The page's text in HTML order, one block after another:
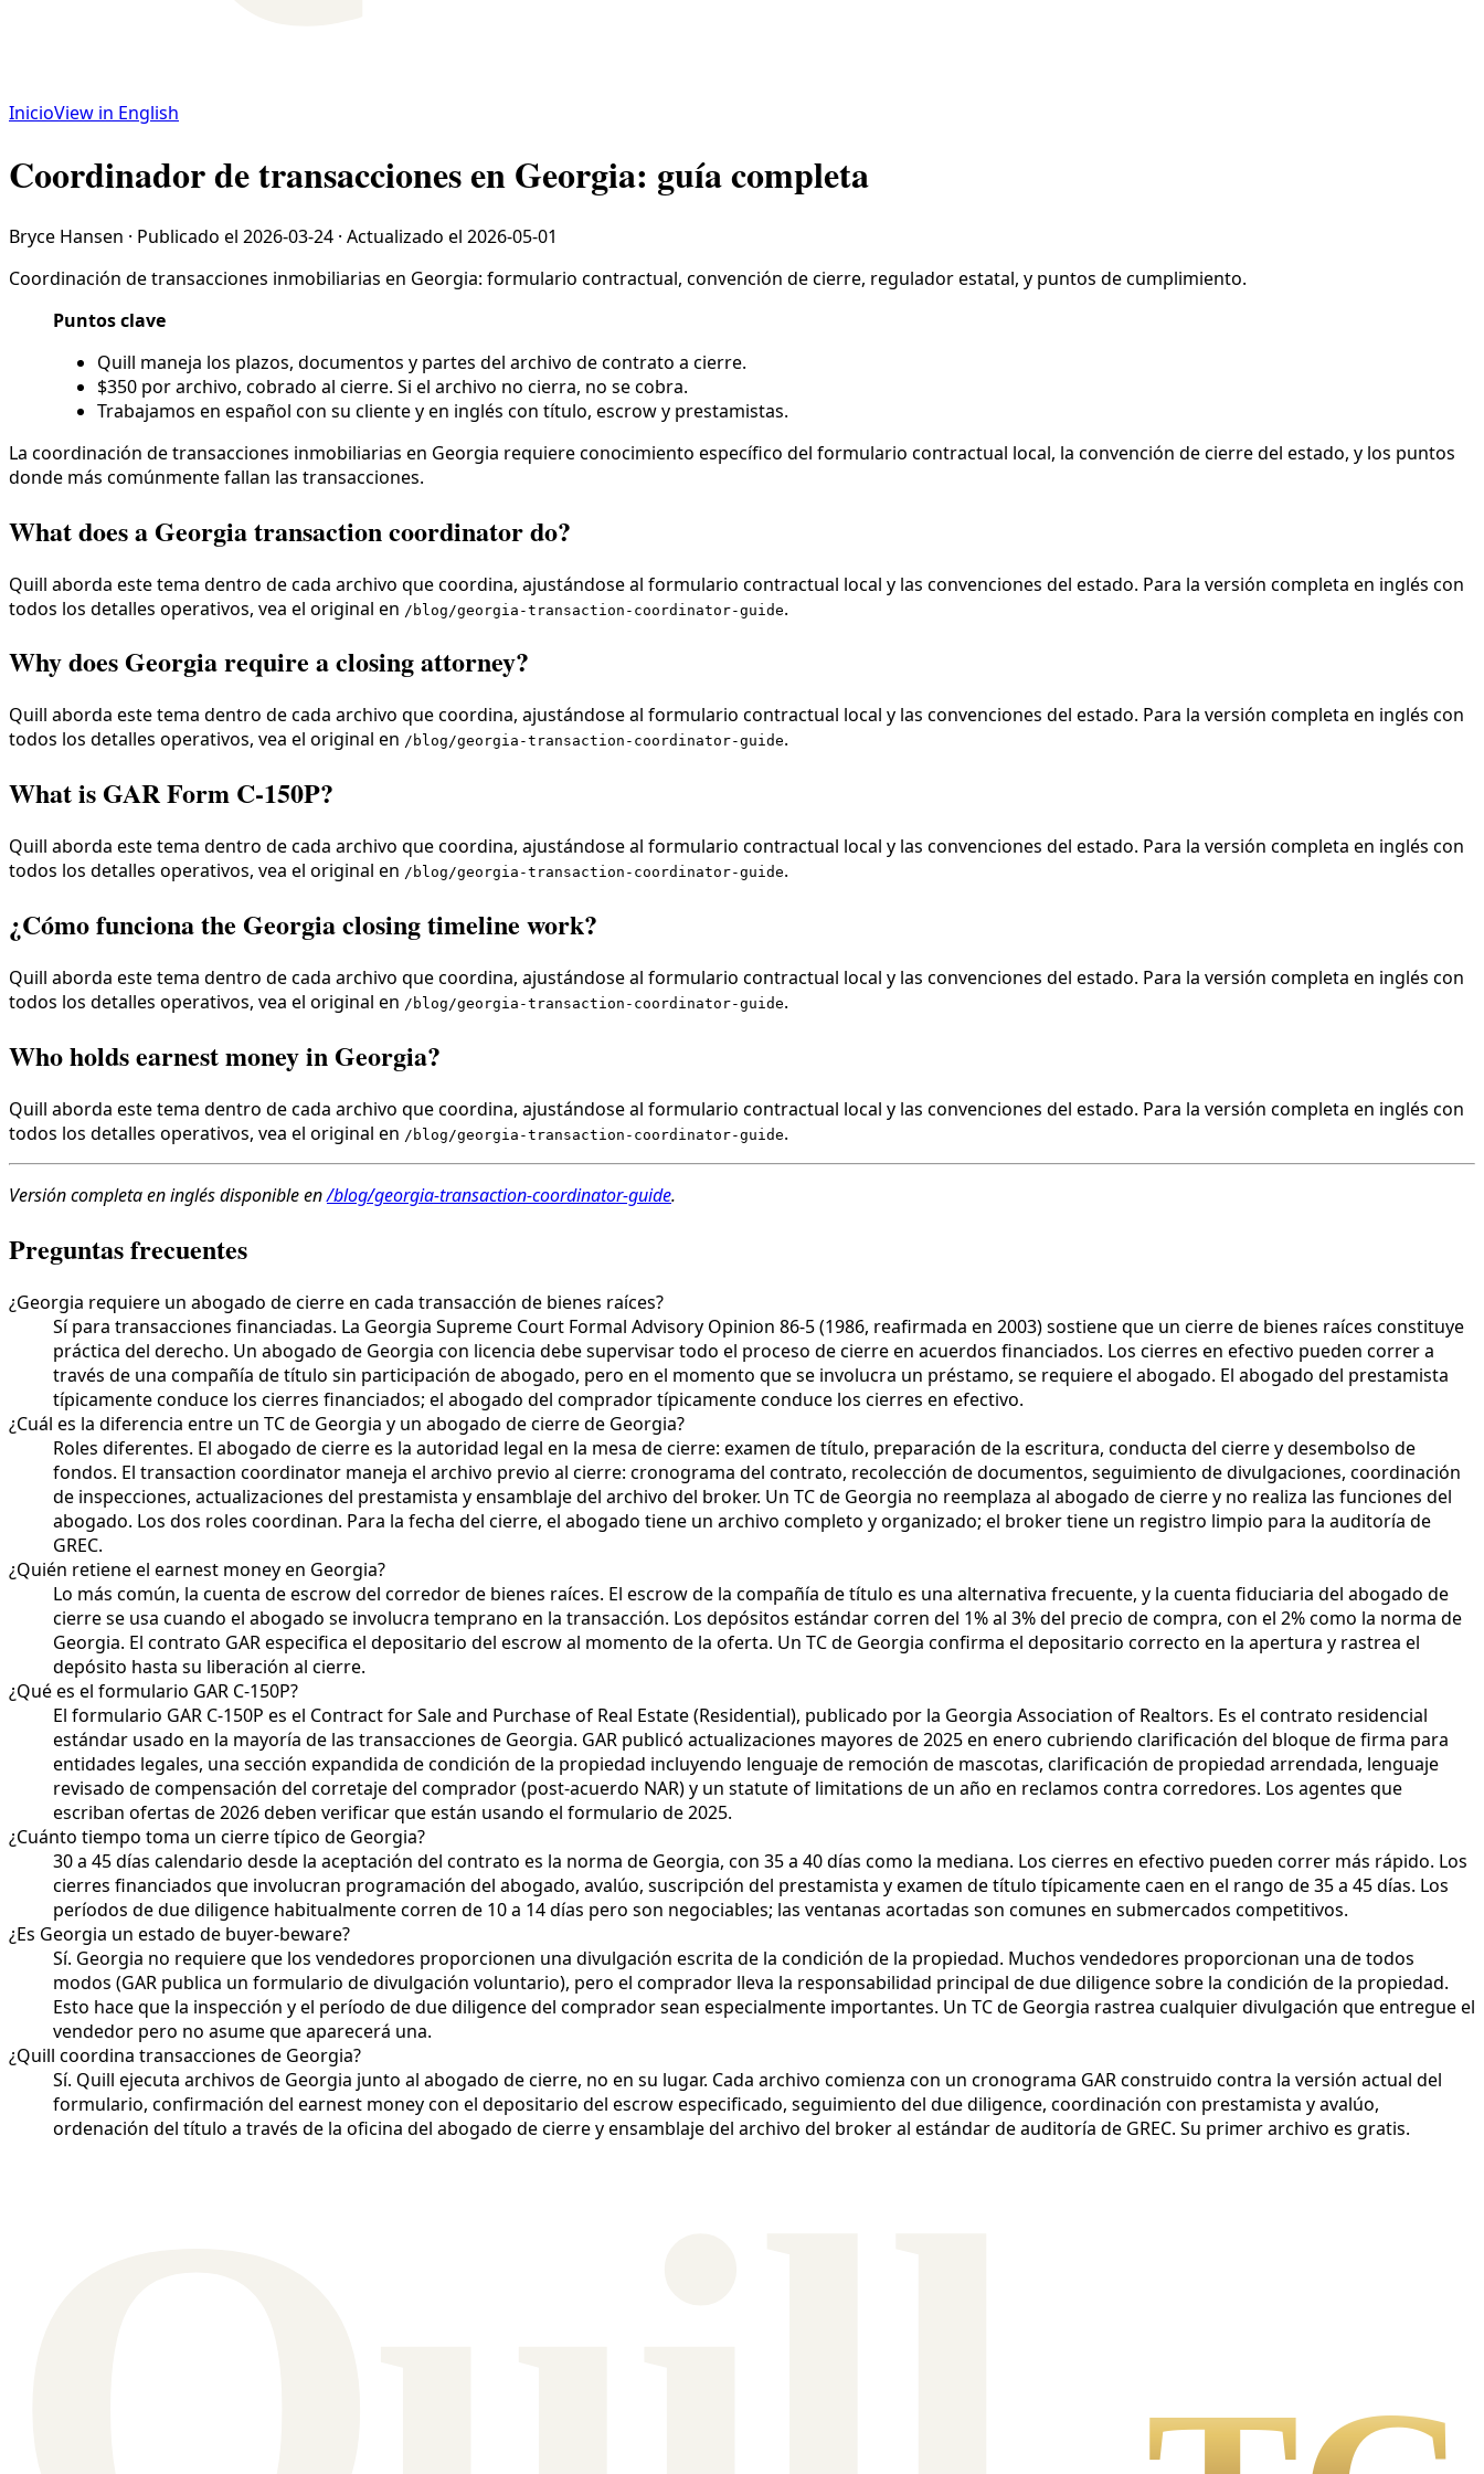
InicioView in English
Coordinador de transacciones en Georgia: guía completa
Bryce Hansen · Publicado el 2026-03-24 · Actualizado el 2026-05-01
Coordinación de transacciones inmobiliarias en Georgia: formulario contractual, convención de cierre, regulador estatal, y puntos de cumplimiento.
Puntos clave
Quill maneja los plazos, documentos y partes del archivo de contrato a cierre.
$350 por archivo, cobrado al cierre. Si el archivo no cierra, no se cobra.
Trabajamos en español con su cliente y en inglés con título, escrow y prestamistas.
La coordinación de transacciones inmobiliarias en Georgia requiere conocimiento específico del formulario contractual local, la convención de cierre del estado, y los puntos
donde más comúnmente fallan las transacciones.
What does a Georgia transaction coordinator do?
Quill aborda este tema dentro de cada archivo que coordina, ajustándose al formulario contractual local y las convenciones del estado. Para la versión completa en inglés con
todos los detalles operativos, vea el original en /blog/georgia-transaction-coordinator-guide.
Why does Georgia require a closing attorney?
Quill aborda este tema dentro de cada archivo que coordina, ajustándose al formulario contractual local y las convenciones del estado. Para la versión completa en inglés con
todos los detalles operativos, vea el original en /blog/georgia-transaction-coordinator-guide.
What is GAR Form C-150P?
Quill aborda este tema dentro de cada archivo que coordina, ajustándose al formulario contractual local y las convenciones del estado. Para la versión completa en inglés con
todos los detalles operativos, vea el original en /blog/georgia-transaction-coordinator-guide.
¿Cómo funciona the Georgia closing timeline work?
Quill aborda este tema dentro de cada archivo que coordina, ajustándose al formulario contractual local y las convenciones del estado. Para la versión completa en inglés con
todos los detalles operativos, vea el original en /blog/georgia-transaction-coordinator-guide.
Who holds earnest money in Georgia?
Quill aborda este tema dentro de cada archivo que coordina, ajustándose al formulario contractual local y las convenciones del estado. Para la versión completa en inglés con
todos los detalles operativos, vea el original en /blog/georgia-transaction-coordinator-guide.
Versión completa en inglés disponible en/blog/georgia-transaction-coordinator-guide.
Preguntas frecuentes
¿Georgia requiere un abogado de cierre en cada transacción de bienes raíces?
Sí para transacciones financiadas. La Georgia Supreme Court Formal Advisory Opinion 86-5 (1986, reafirmada en 2003) sostiene que un cierre de bienes raíces constituye
práctica del derecho. Un abogado de Georgia con licencia debe supervisar todo el proceso de cierre en acuerdos financiados. Los cierres en efectivo pueden correr a
través de una compañía de título sin participación de abogado, pero en el momento que se involucra un préstamo, se requiere el abogado. El abogado del prestamista
típicamente conduce los cierres financiados; el abogado del comprador típicamente conduce los cierres en efectivo.
¿Cuál es la diferencia entre un TC de Georgia y un abogado de cierre de Georgia?
Roles diferentes. El abogado de cierre es la autoridad legal en la mesa de cierre: examen de título, preparación de la escritura, conducta del cierre y desembolso de
fondos. El transaction coordinator maneja el archivo previo al cierre: cronograma del contrato, recolección de documentos, seguimiento de divulgaciones, coordinación
de inspecciones, actualizaciones del prestamista y ensamblaje del archivo del broker. Un TC de Georgia no reemplaza al abogado de cierre y no realiza las funciones del
abogado. Los dos roles coordinan. Para la fecha del cierre, el abogado tiene un archivo completo y organizado; el broker tiene un registro limpio para la auditoría de
GREC.
¿Quién retiene el earnest money en Georgia?
Lo más común, la cuenta de escrow del corredor de bienes raíces. El escrow de la compañía de título es una alternativa frecuente, y la cuenta fiduciaria del abogado de
cierre se usa cuando el abogado se involucra temprano en la transacción. Los depósitos estándar corren del 1% al 3% del precio de compra, con el 2% como la norma de
Georgia. El contrato GAR especifica el depositario del escrow al momento de la oferta. Un TC de Georgia confirma el depositario correcto en la apertura y rastrea el
depósito hasta su liberación al cierre.
¿Qué es el formulario GAR C-150P?
El formulario GAR C-150P es el Contract for Sale and Purchase of Real Estate (Residential), publicado por la Georgia Association of Realtors. Es el contrato residencial
estándar usado en la mayoría de las transacciones de Georgia. GAR publicó actualizaciones mayores de 2025 en enero cubriendo clarificación del bloque de firma para
entidades legales, una sección expandida de condición de la propiedad incluyendo lenguaje de remoción de mascotas, clarificación de propiedad arrendada, lenguaje
revisado de compensación del corretaje del comprador (post-acuerdo NAR) y un statute of limitations de un año en reclamos contra corredores. Los agentes que
escriban ofertas de 2026 deben verificar que están usando el formulario de 2025.
¿Cuánto tiempo toma un cierre típico de Georgia?
30 a 45 días calendario desde la aceptación del contrato es la norma de Georgia, con 35 a 40 días como la mediana. Los cierres en efectivo pueden correr más rápido. Los
cierres financiados que involucran programación del abogado, avalúo, suscripción del prestamista y examen de título típicamente caen en el rango de 35 a 45 días. Los
períodos de due diligence habitualmente corren de 10 a 14 días pero son negociables; las ventanas acortadas son comunes en submercados competitivos.
¿Es Georgia un estado de buyer-beware?
Sí. Georgia no requiere que los vendedores proporcionen una divulgación escrita de la condición de la propiedad. Muchos vendedores proporcionan una de todos
modos (GAR publica un formulario de divulgación voluntario), pero el comprador lleva la responsabilidad principal de due diligence sobre la condición de la propiedad.
Esto hace que la inspección y el período de due diligence del comprador sean especialmente importantes. Un TC de Georgia rastrea cualquier divulgación que entregue el
vendedor pero no asume que aparecerá una.
¿Quill coordina transacciones de Georgia?
Sí. Quill ejecuta archivos de Georgia junto al abogado de cierre, no en su lugar. Cada archivo comienza con un cronograma GAR construido contra la versión actual del
formulario, confirmación del earnest money con el depositario del escrow especificado, seguimiento del due diligence, coordinación con prestamista y avalúo,
ordenación del título a través de la oficina del abogado de cierre y ensamblaje del archivo del broker al estándar de auditoría de GREC. Su primer archivo es gratis.